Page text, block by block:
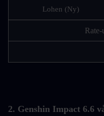
Lohen (Ny)
2. Genshin Impact 6.6